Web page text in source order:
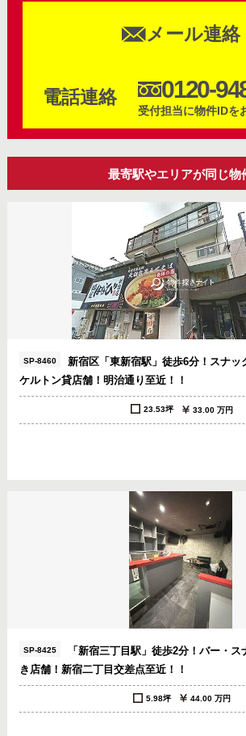
メール連絡
電話連絡 0120-
受付担当に物件IDを
最寄駅やエリアが同じ物
SP-8460
新宿区「東新宿駅」徒歩6分！スナッ
ケルトン貸店舗！明治通り至近！！
23.53坪 33.00 万円
SP-8425
「新宿三丁目駅」徒歩2分！バー・
き店舗！新宿二丁目交差点至近！！
5.98坪 44.00 万円